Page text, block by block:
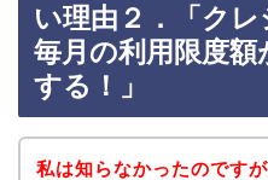
い理由２．「ク
毎月の利用限度
する！」
私は知らなかったのです